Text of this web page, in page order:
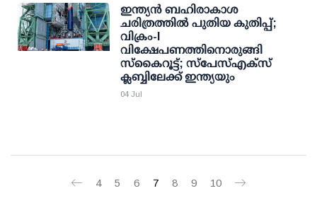
ഇന്ത്യൻ ബഹിരാകാശ
ചരിത്രത്തിൽ പുതിയ കുതിപ്പ്;
വിക്രം-I
വിക്ഷേപണത്തിനൊരുങ്ങി
സ്‌കൈറൂട്ട്; സ്പേസ്എക്സ്
ക്ലബ്ബിലേക്ക് ഇന്ത്യയും
04 Jul
4 5 6 7 8 9 10